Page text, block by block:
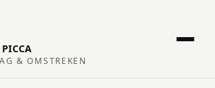
& OMSTREKEN